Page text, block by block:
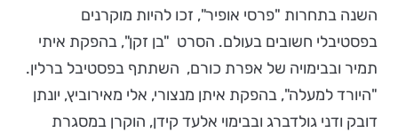
השנה בתחרות "פרסי אופיר", זכו להיות מוקרנים
בפסטיבלי חשובים בעולם. הסרט "בן זקן", בהפקת איתי
תמיר ובבימויה של אפרת כורם, השתתף בפסטיבל ברלין.
"היורד למעלה", בהפקת איתן מנצורי, אלי מאירוביץ, יונתן
דובק ודני גולדברג ובבימוי אלעד קידן, הוקרן במסגרת